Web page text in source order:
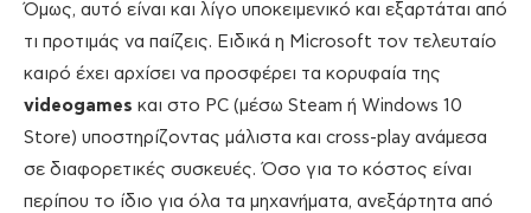
Όμως, αυτό είναι και λίγο υποκειμενικό και εξαρτάται από
τι προτιμάς να παίζεις. Ειδικά η Microsoft τον τελευταίο
καιρό έχει αρχίσει να προσφέρει τα κορυφαία της
videogames και στο PC (μέσω Steam ή Windows 10
Store) υποστηρίζοντας μάλιστα και cross-play ανάμεσα
σε διαφορετικές συσκευές. Όσο για το κόστος είναι
περίπου το ίδιο για όλα τα μηχανήματα, ανεξάρτητα από